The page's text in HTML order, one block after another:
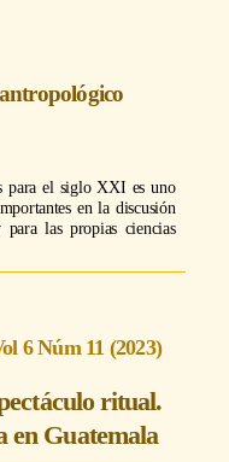
para el siglo XXI es uno
en la discusión
las propias ciencias
6 Núm 11 (2023)
ritual.
en Guatemala